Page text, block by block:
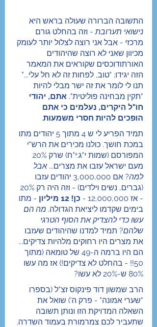
התשובה הברורה שעולה בראש היא
נישואי תערובת - וזה בהחלט גורם
מרכזי - אבל אני רוצה לצלול יותר לעומק
מכיוון שאני לא רוצה שהיהודים
האורתודוכסים שקוראים את המאמר
הזה יגידו; "טוב, לפחות זה לא חל עלי..."
תנו לי לומר את זה ישר מבלי להיות
"תקין מבחינה פוליטית". אתם, יהודי
חו"ל היקרים, נעלמים כי אתם
הופכים להיות חסרי משמעות.
תמיד הפריע לי ש 4 מתוך 5 יהודים מתו
במכת חושך. כולנו מכירים את הרש"י
מעם ישראל עזבו את מצרים... אבל
למה
? אם 3,000,000 יהודים עזבו
- אז 12,000,000 -
כן! 12 מיליון
- מתו
בימים שקדמו ליציאת הגדולה. מה הם
עשו כדי להצדיק את הסוף הטרגי
שלהם? תמיד למדנו שהיהודים שעזבו
את מצרים היו רחוקים מלהיות צדיקים...
הם היו ברמה ה-49 של טומאה (מתוך
50!! - בהחלט לא צדיקים!) אז מה עשו
80% ש-20% לא עשו?
הרב שמשון דוד פינקוס זצ"ל (בספרו
"שערי אמונה" - פרק ה') שואל את
השאלה המדויקת הזו ונותן תשובה
שתעביר לכם צמרמורת בעמוד השדרה.